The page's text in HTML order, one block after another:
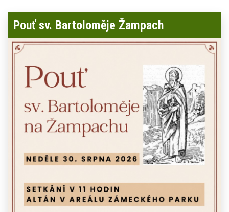
Pouť sv. Bartoloměje Žampach